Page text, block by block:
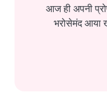
आज ही अपनी
भरोसेमंद आया